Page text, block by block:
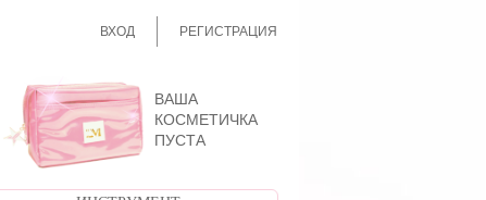
ВХОД РЕГИСТРАЦИЯ
ВАША
КОСМЕТИЧКА
ПУСТА